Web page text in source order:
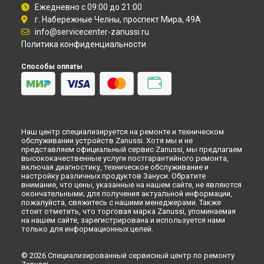
Замена бака стиральной машины Zanussi в
Челнах
Замена бака стиральной машины Zanussi в
Ежедневно с 09:00 до 21:00
г. Набережные Челны, проспект Мира, 49А
info@servicecenter-zanussi.ru
Политика конфиденциальности
Способы оплаты
Наш центр специализируется на ремонте и техническом
обслуживании устройств Zanussi. Хотя мы и не
представляем официальный сервис Zanussi, мы предлагаем
высококачественные услуги постгарантийного ремонта,
включая диагностику, техническое обслуживание и
настройку различных продуктов Зануси. Обратите
внимание, что цены, указанные на нашем сайте, не являются
окончательными; для получения актуальной информации,
пожалуйста, свяжитесь с нашими менеджерами. Также
стоит отметить, что торговая марка Zanussi, упоминаемая
на нашем сайте, зарегистрирована и используется нами
только для информационных целей.
© 2026 Специализированный сервисный центр по ремонту